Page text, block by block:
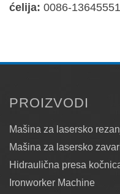
ćelija: 0086-
PROIZVODI
Mašina za lasersko
Mašina za lasersko
Hidraulična presa
Ironworker Machine